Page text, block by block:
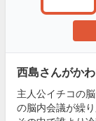
西島さんがか
主人公イチコの
の脳内会議が繰り